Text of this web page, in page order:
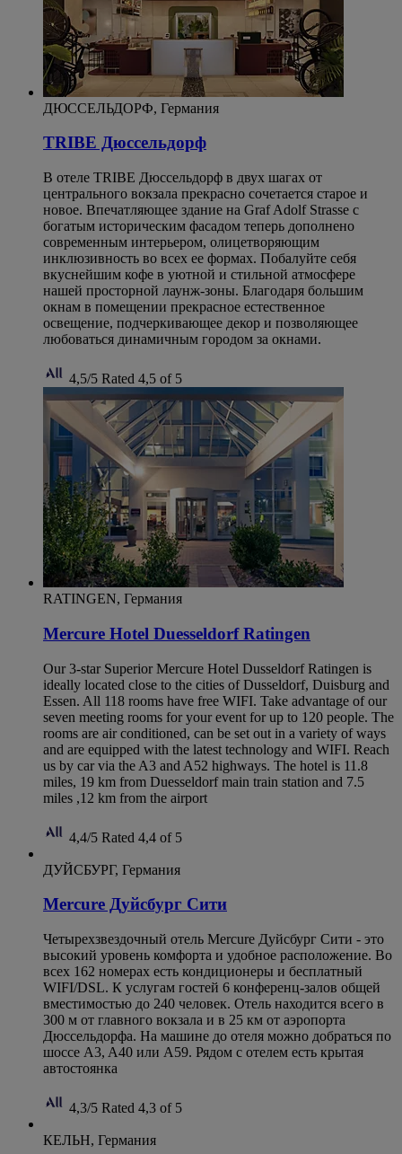
ДЮССЕЛЬДОРФ, Германия
TRIBE Дюссельдорф
В отеле TRIBE Дюссельдорф в двух шагах от
центрального вокзала прекрасно сочетается старое и
новое. Впечатляющее здание на Graf Adolf Strasse с
богатым историческим фасадом теперь дополнено
современным интерьером, олицетворяющим
инклюзивность во всех ее формах. Побалуйте себя
вкуснейшим кофе в уютной и стильной атмосфере
нашей просторной лаунж-зоны. Благодаря большим
окнам в помещении прекрасное естественное
освещение, подчеркивающее декор и позволяющее
любоваться динамичным городом за окнами.
4,5/5 Rated 4,5 of 5
RATINGEN, Германия
Mercure Hotel Duesseldorf Ratingen
Our 3-star Superior Mercure Hotel Dusseldorf Ratingen is
ideally located close to the cities of Dusseldorf, Duisburg and
Essen. All 118 rooms have free WIFI. Take advantage of our
seven meeting rooms for your event for up to 120 people. The
rooms are air conditioned, can be set out in a variety of ways
and are equipped with the latest technology and WIFI. Reach
us by car via the A3 and A52 highways. The hotel is 11.8
miles, 19 km from Duesseldorf main train station and 7.5
miles ,12 km from the airport
4,4/5 Rated 4,4 of 5
ДУЙСБУРГ, Германия
Mercure Дуйсбург Сити
Четырехзвездочный отель Mercure Дуйсбург Сити - это
высокий уровень комфорта и удобное расположение. Во
всех 162 номерах есть кондиционеры и бесплатный
WIFI/DSL. К услугам гостей 6 конференц-залов общей
вместимостью до 240 человек. Отель находится всего в
300 м от главного вокзала и в 25 км от аэропорта
Дюссельдорфа. На машине до отеля можно добраться по
шоссе A3, A40 или A59. Рядом с отелем есть крытая
автостоянка
4,3/5 Rated 4,3 of 5
КЕЛЬН, Германия